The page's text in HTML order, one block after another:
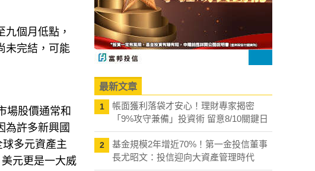
個月低點，
未完結，可能
場股價通常和
為許多新興國
多元資產主
元更是一大威
最新文章
1
帳面獲利落袋才安心！理財專家揭密
「9%攻守兼備」投資術 留意8/10關鍵日
2
基金規模2年增近70%！第一金投信董事
長尤昭文：投信迎向大資產管理時代